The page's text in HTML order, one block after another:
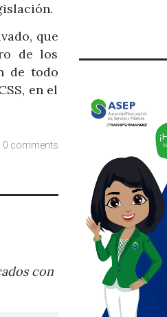
que
de los
de todo
en el
0 comments
con